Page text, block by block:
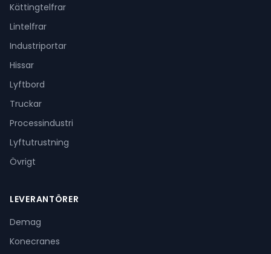
Kättingtelfrar
Lintelfrar
Industriportar
Hissar
Lyftbord
Truckar
Processindustri
Lyftutrustning
Övrigt
LEVERANTÖRER
Demag
Konecranes